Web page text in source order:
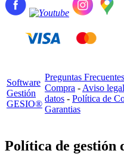
Software
Gestión
GESIO®
Preguntas
Compra -Aviso legal
datos - Política de
Garantias
Política de gestión